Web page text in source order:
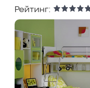
Рейтинг: